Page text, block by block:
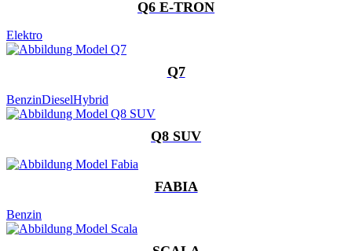
Q6 E-TRON
Elektro
Q7
BenzinDieselHybrid
Q8 SUV
FABIA
Benzin